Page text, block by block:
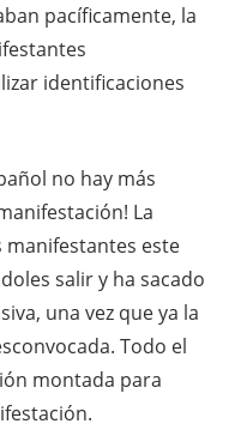
pacíficamente, la
identificaciones
no hay más
La
manifestantes este
salir y ha sacado
una vez que ya la
Todo el
montada para